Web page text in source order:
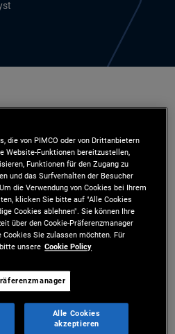
in the emerging
based in the New York
in 2017, he was a
at Laurion Capital
held roles in
strategy. He has
Treasury Inflation-
die von PIMCO oder von Drittanbietern
Website-Funktionen bereitzustellen,
Funktionen für den Zugang zu
und das Surfverhalten der Besucher
die Verwendung von Cookies bei Ihrem
klicken Sie bitte auf "Alle Cookies
Cookies ablehnen". Sie können Ihre
über den Cookie-Präferenzmanager
Cookies Sie zulassen möchten. Für
unsere Cookie Policy
Alle Cookies
akzeptieren